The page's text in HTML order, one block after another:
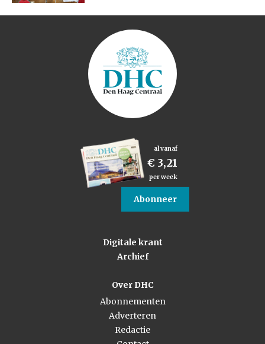
al vanaf
€ 3,21
per week
Abonneer
Digitale krant
Archief
Over DHC
Abonnementen
Adverteren
Redactie